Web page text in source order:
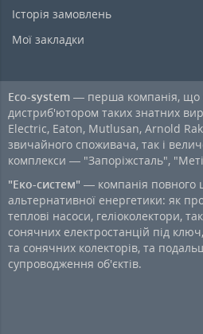
Історія замовлень
Мої закладки
Eco-system — перша компанія, що
дистриб'ютором таких знатних
Electric, Eaton, Mutlusan, Arnold
звичайного споживача, так і
комплекси — "Запоріжсталь",
"Еко-систем" — компанія повного
альтернативної енергетики: як
теплові насоси, геліоколектори,
сонячних електростанцій під
та сонячних колекторів, та
супроводження об'єктів.